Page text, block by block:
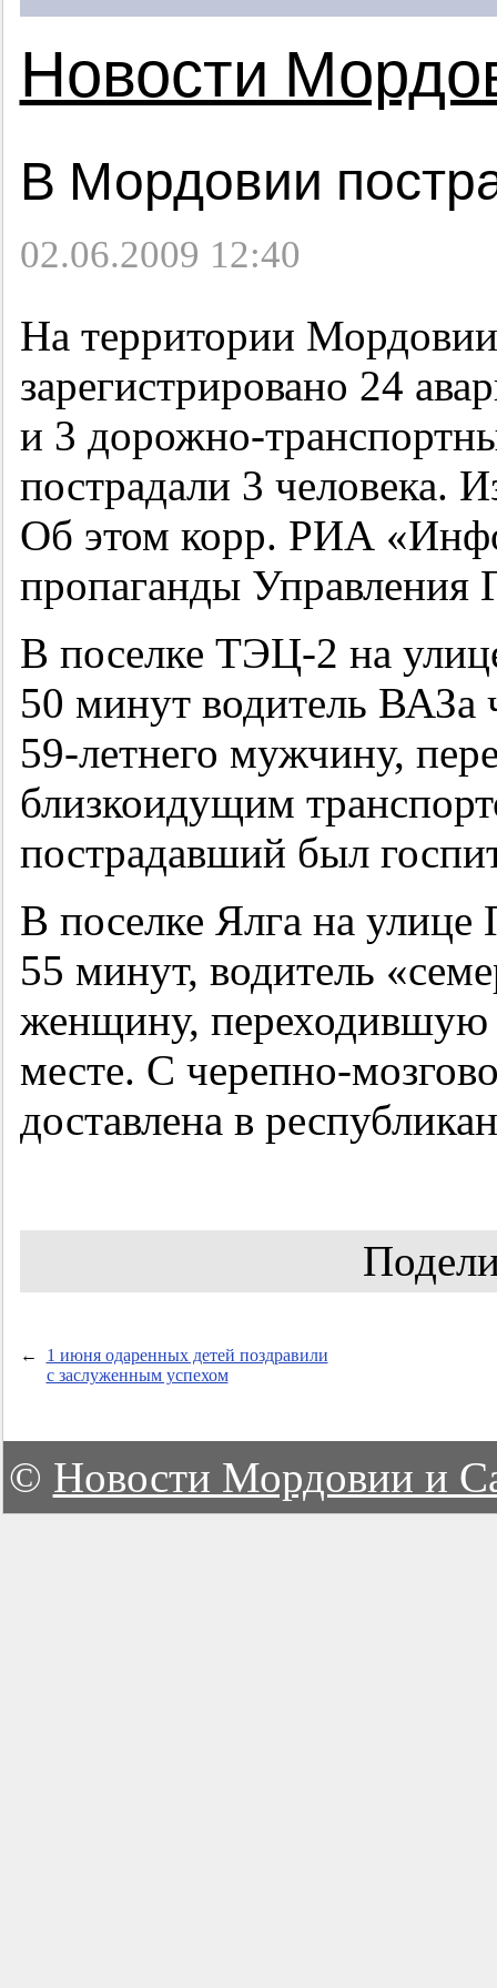
Новости
В Мордовии
02.06.2009 12:40
На территории
зарегистрировано 24
и 3 дорожно-
пострадали 3 человека.
Об этом корр. РИА
пропаганды
В поселке ТЭЦ-2 на
50 минут водитель ВАЗа
59-летнего мужчину,
близкоидущим
пострадавший был
В поселке Ялга на улице
55 минут, водитель
женщину, переходившую
месте. С черепно-
доставлена в
←
1 июня одаренных детей поздравили
с заслуженным успехом
© Новости Мордовии и